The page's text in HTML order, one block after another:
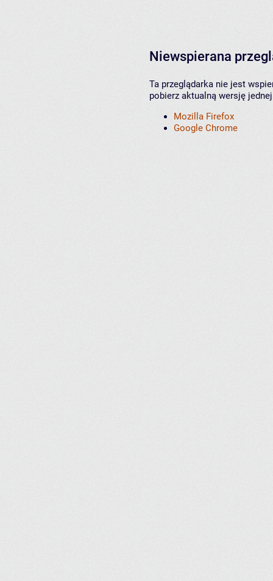
Niewspierana
Ta przeglądarka nie jest
pobierz aktualną wersję
Mozilla Firefox
Google Chrome